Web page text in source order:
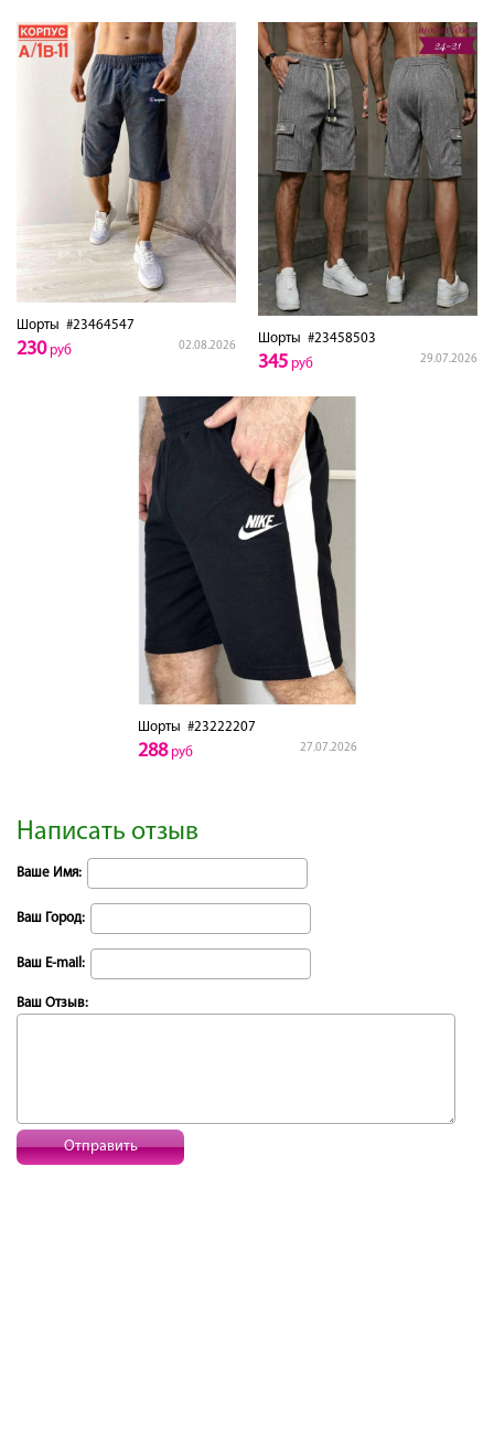
Шорты #23464547
02.08.2026
230руб
Шорты #23458503
29.07.2026
345 руб
Шорты #23222207
27.07.2026
288руб
Написать отзыв
Ваше Имя:
Ваш Город:
Ваш E-mail:
Ваш Отзыв:
Отправить